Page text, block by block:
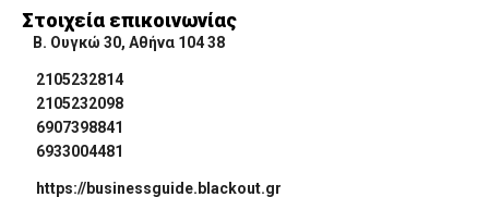
Στοιχεία επικοινωνίας
Β. Ουγκώ 30, Αθήνα 104 38
2105232814
2105232098
6907398841
6933004481
https://businessguide.blackout.gr